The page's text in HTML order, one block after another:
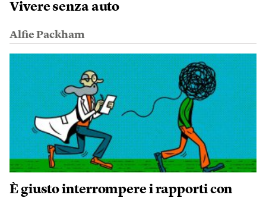
Vivere senza auto
Alfie Packham
È giusto interrompere i rapporti con